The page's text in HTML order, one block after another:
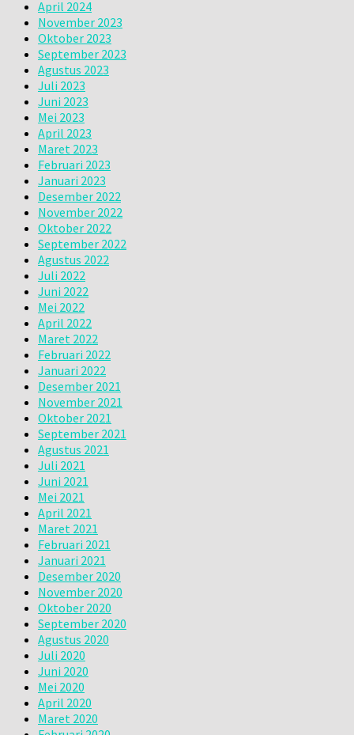
April 2024
November 2023
Oktober 2023
September 2023
Agustus 2023
Juli 2023
Juni 2023
Mei 2023
April 2023
Maret 2023
Februari 2023
Januari 2023
Desember 2022
November 2022
Oktober 2022
September 2022
Agustus 2022
Juli 2022
Juni 2022
Mei 2022
April 2022
Maret 2022
Februari 2022
Januari 2022
Desember 2021
November 2021
Oktober 2021
September 2021
Agustus 2021
Juli 2021
Juni 2021
Mei 2021
April 2021
Maret 2021
Februari 2021
Januari 2021
Desember 2020
November 2020
Oktober 2020
September 2020
Agustus 2020
Juli 2020
Juni 2020
Mei 2020
April 2020
Maret 2020